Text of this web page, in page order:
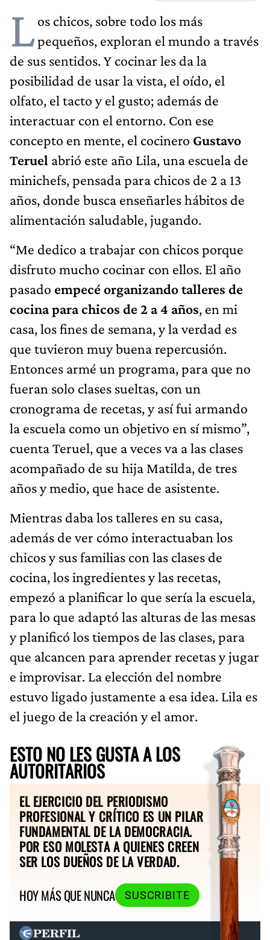
Los chicos, sobre todo los más
pequeños, exploran el mundo a través
de sus sentidos. Y cocinar les da la
posibilidad de usar la vista, el oído, el
olfato, el tacto y el gusto; además de
interactuar con el entorno. Con ese
concepto en mente, el cocinero Gustavo
Teruel abrió este año Lila, una escuela de
minichefs, pensada para chicos de 2 a 13
años, donde busca enseñarles hábitos de
alimentación saludable, jugando.
“Me dedico a trabajar con chicos porque
disfruto mucho cocinar con ellos. El año
pasado empecé organizando talleres de
cocina para chicos de 2 a 4 años, en mi
casa, los fines de semana, y la verdad es
que tuvieron muy buena repercusión.
Entonces armé un programa, para que no
fueran solo clases sueltas, con un
cronograma de recetas, y así fui armando
la escuela como un objetivo en sí mismo”,
cuenta Teruel, que a veces va a las clases
acompañado de su hija Matilda, de tres
años y medio, que hace de asistente.
Mientras daba los talleres en su casa,
además de ver cómo interactuaban los
chicos y sus familias con las clases de
cocina, los ingredientes y las recetas,
empezó a planificar lo que sería la escuela,
para lo que adaptó las alturas de las mesas
y planificó los tiempos de las clases, para
que alcancen para aprender recetas y jugar
e improvisar. La elección del nombre
estuvo ligado justamente a esa idea. Lila es
el juego de la creación y el amor.
ESTO NO LES GUSTA A LOS
AUTORITARIOS
EL EJERCICIO DEL PERIODISMO
PROFESIONAL Y CRÍTICO ES UN PILAR
FUNDAMENTAL DE LA DEMOCRACIA.
POR ESO MOLESTA A QUIENES CREEN
SER LOS DUEÑOS DE LA VERDAD.
HOY MÁS QUE NUNCA
SUSCRIBITE